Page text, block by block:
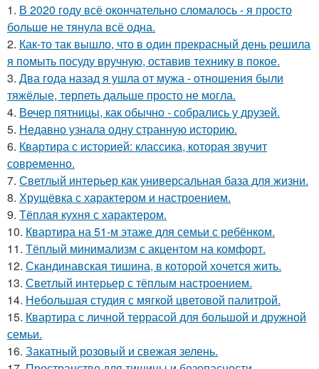
1. В 2020 году всё окончательно сломалось - я просто
больше не тянула всё одна.
2. Как-то так вышло, что в один прекрасный день решила
я помыть посуду вручную, оставив технику в покое.
3. Два года назад я ушла от мужа - отношения были
тяжёлые, терпеть дальше просто не могла.
4. Вечер пятницы, как обычно - собрались у друзей.
5. Недавно узнала одну странную историю.
6. Квартира с историей: классика, которая звучит
современно.
7. Светлый интерьер как универсальная база для жизни.
8. Хрущёвка с характером и настроением.
9. Тёплая кухня с характером.
10. Квартира на 51-м этаже для семьи с ребёнком.
11. Тёплый минимализм с акцентом на комфорт.
12. Скандинавская тишина, в которой хочется жить.
13. Светлый интерьер с тёплым настроением.
14. Небольшая студия с мягкой цветовой палитрой.
15. Квартира с личной террасой для большой и дружной
семьи.
16. Закатный розовый и свежая зелень.